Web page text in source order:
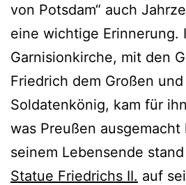
von Potsdam“ auch
eine wichtige Erinnerung.
Garnisionkirche, mit den
Friedrich dem Großen
Soldatenkönig, kam für
was Preußen ausgemacht
seinem Lebensende
Statue Friedrichs II. auf